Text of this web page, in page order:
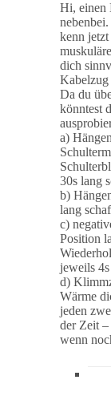
Hi, einen
kenn
dich
Kabelzug
Da du
könntest
a)
30s lang
b)
lang
c)
Position
jeweils
d)
Wärme
jeden
der Zeit
wenn